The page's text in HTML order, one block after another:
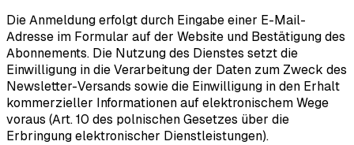
Die Anmeldung erfolgt durch Eingabe einer E-Mail-
Adresse im Formular auf der Website und Bestätigung des
Abonnements. Die Nutzung des Dienstes setzt die
Einwilligung in die Verarbeitung der Daten zum Zweck des
Newsletter-Versands sowie die Einwilligung in den Erhalt
kommerzieller Informationen auf elektronischem Wege
voraus (Art. 10 des polnischen Gesetzes über die
Erbringung elektronischer Dienstleistungen).